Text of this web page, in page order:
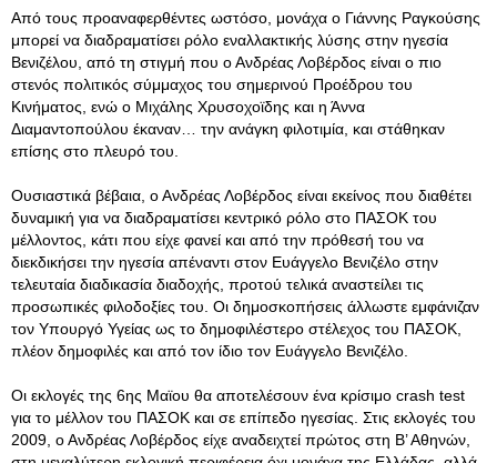
Από τους προαναφερθέντες ωστόσο, μονάχα ο Γιάννης Ραγκούσης
μπορεί να διαδραματίσει ρόλο εναλλακτικής λύσης στην ηγεσία
Βενιζέλου, από τη στιγμή που ο Ανδρέας Λοβέρδος είναι ο πιο
στενός πολιτικός σύμμαχος του σημερινού Προέδρου του
Κινήματος, ενώ ο Μιχάλης Χρυσοχοϊδης και η Άννα
Διαμαντοπούλου έκαναν… την ανάγκη φιλοτιμία, και στάθηκαν
επίσης στο πλευρό του.
Ουσιαστικά βέβαια, ο Ανδρέας Λοβέρδος είναι εκείνος που διαθέτει
δυναμική για να διαδραματίσει κεντρικό ρόλο στο ΠΑΣΟΚ του
μέλλοντος, κάτι που είχε φανεί και από την πρόθεσή του να
διεκδικήσει την ηγεσία απέναντι στον Ευάγγελο Βενιζέλο στην
τελευταία διαδικασία διαδοχής, προτού τελικά αναστείλει τις
προσωπικές φιλοδοξίες του. Οι δημοσκοπήσεις άλλωστε εμφάνιζαν
τον Υπουργό Υγείας ως το δημοφιλέστερο στέλεχος του ΠΑΣΟΚ,
πλέον δημοφιλές και από τον ίδιο τον Ευάγγελο Βενιζέλο.
Οι εκλογές της 6ης Μαϊου θα αποτελέσουν ένα κρίσιμο crash test
για το μέλλον του ΠΑΣΟΚ και σε επίπεδο ηγεσίας. Στις εκλογές του
2009, ο Ανδρέας Λοβέρδος είχε αναδειχτεί πρώτος στη Β’ Αθηνών,